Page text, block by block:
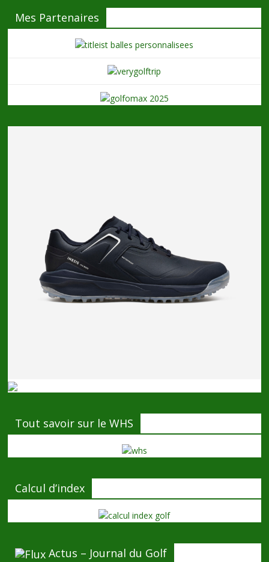
Mes Partenaires
Tout savoir sur le WHS
Calcul d’index
Actus – Journal du Golf